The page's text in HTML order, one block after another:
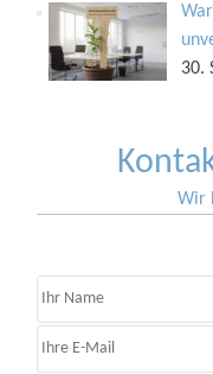
30.
Wir